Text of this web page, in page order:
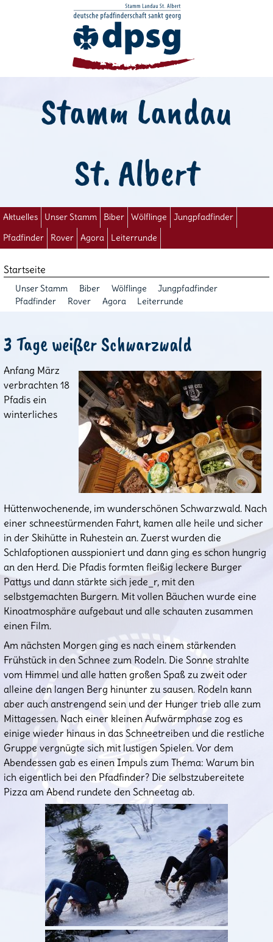
Stamm Landau
St. Albert
Aktuelles Unser Stamm Biber Wölflinge
Jungpfadfinder
Pfadfinder
Rover Agora Leiterrunde
Startseite
Unser Stamm Biber Wölflinge
Jungpfadfinder
Pfadfinder
Rover Agora Leiterrunde
3 Tage weißer Schwarzwald
Anfang März
verbrachten 18
Pfadis ein
winterliches
Hüttenwochenende, im wunderschönen Schwarzwald. Nach
einer schneestürmenden Fahrt, kamen alle heile und sicher
in der Skihütte in Ruhestein an. Zuerst wurden die
Schlafoptionen ausspioniert und dann ging es schon hungrig
an den Herd. Die Pfadis formten fleißig leckere Burger
Pattys und dann stärkte sich jede_r, mit den
selbstgemachten Burgern. Mit vollen Bäuchen wurde eine
Kinoatmosphäre aufgebaut und alle schauten zusammen
einen Film.
Am nächsten Morgen ging es nach einem stärkenden
Frühstück in den Schnee zum Rodeln. Die Sonne strahlte
vom Himmel und alle hatten großen Spaß zu zweit oder
alleine den langen Berg hinunter zu sausen. Rodeln kann
aber auch anstrengend sein und der Hunger trieb alle zum
Mittagessen. Nach einer kleinen Aufwärmphase zog es
einige wieder hinaus in das Schneetreiben und die restliche
Gruppe vergnügte sich mit lustigen Spielen. Vor dem
Abendessen gab es einen Impuls zum Thema: Warum bin
ich eigentlich bei den Pfadfinder? Die selbstzubereitete
Pizza am Abend rundete den Schneetag ab.